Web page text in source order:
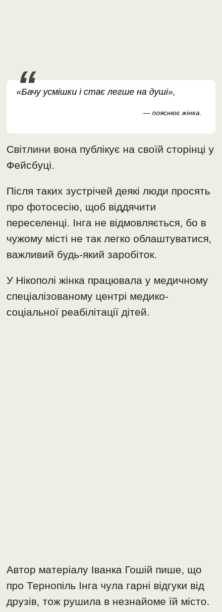
«Бачу усмішки і стає легше на душі»,
— пояснює жінка.
Світлини вона публікує на своїй сторінці у
Фейсбуці.
Після таких зустрічей деякі люди просять
про фотосесію, щоб віддячити
переселенці. Інга не відмовляється, бо в
чужому місті не так легко облаштуватися,
важливий будь-який заробіток.
У Нікополі жінка працювала у медичному
спеціалізованому центрі медико-
соціальної реабілітації дітей.
Автор матеріалу Іванка Гошій пише, що
про Тернопіль Інга чула гарні відгуки від
друзів, тож рушила в незнайоме їй місто.